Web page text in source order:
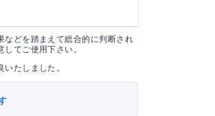
などを踏まえて総合的に判断され
てご使用下さい。
たしました。